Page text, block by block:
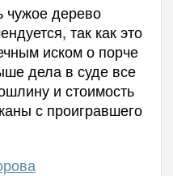
чужое дерево
так как это
иском о порче
дела в суде все
и стоимость
с проигравшего